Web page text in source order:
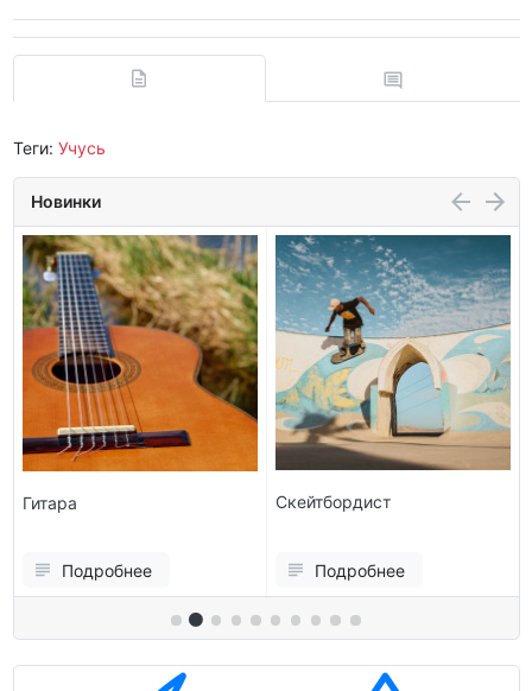
Теги: Учусь
Новинки
Гитара
Подробнее
Скейтбордист
Подробнее